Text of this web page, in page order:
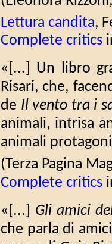
Lettura candita,
Complete critics
«[...] Un libro
Risari, che,
de Il vento tra i
animali, intrisa
animali
(Terza Pagina
Complete critics
«[...] Gli amici
che parla di